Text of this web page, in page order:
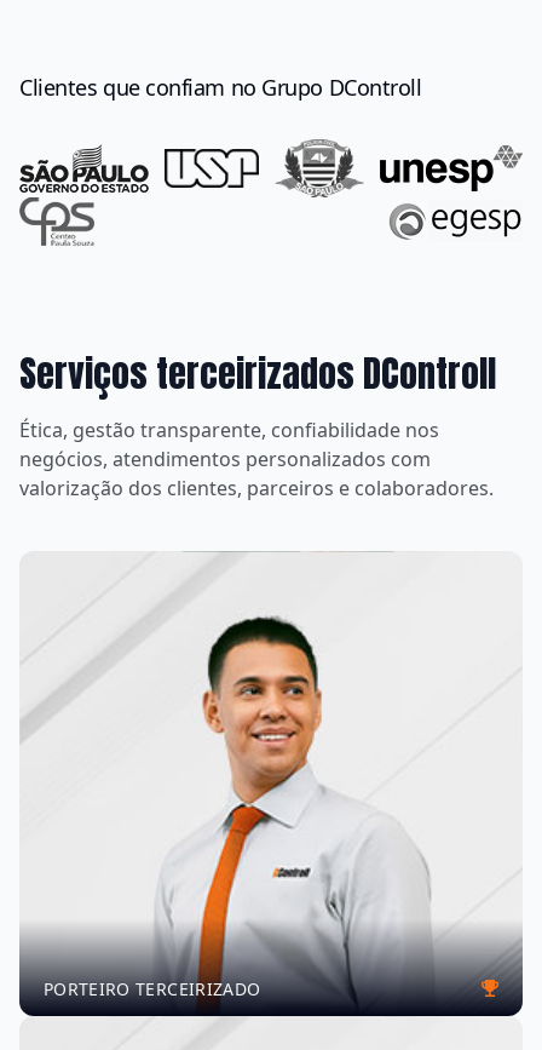
Clientes que confiam no Grupo DControll
Serviços terceirizados DControll
Ética, gestão transparente, confiabilidade nos
negócios, atendimentos personalizados com
valorização dos clientes, parceiros e colaboradores.
PORTEIRO TERCEIRIZADO